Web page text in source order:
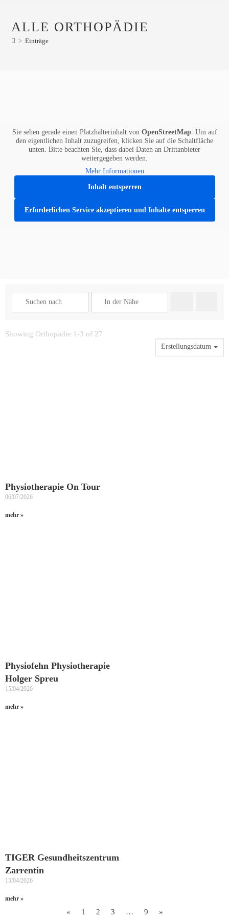
ALLE ORTHOPÄDIE
> Einträge
Sie sehen gerade einen Platzhalterinhalt von OpenStreetMap. Um auf
den eigentlichen Inhalt zuzugreifen, klicken Sie auf die Schaltfläche
unten. Bitte beachten Sie, dass dabei Daten an Drittanbieter
weitergegeben werden.
Mehr Informationen
Inhalt entsperren
Erforderlichen Service akzeptieren und Inhalte entsperren
Showing Orthopädie 1-3 of 27
Erstellungsdatum
Physiotherapie On Tour
06/07/2026
mehr »
Physiofehn Physiotherapie
Holger Spreu
15/04/2026
mehr »
TIGER Gesundheitszentrum
Zarrentin
15/04/2026
mehr »
« 1 2 3 … 9 »